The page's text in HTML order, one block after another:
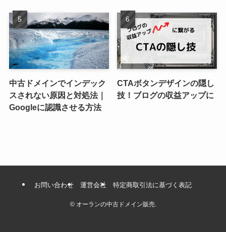
中古ドメインでインデック
スされない原因と対処法｜
Googleに認識させる方法
CTAボタンデザインの隠し
技！ブログの収益アップに
お問い合わせ 運営会社 特定商取引法に基づく表記
©オーランの中古ドメイン販売.